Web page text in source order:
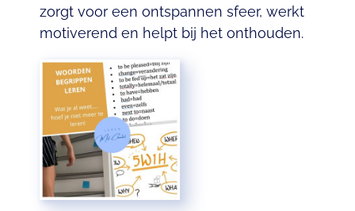
zorgt voor een ontspannen sfeer, werkt
motiverend en helpt bij het onthouden.